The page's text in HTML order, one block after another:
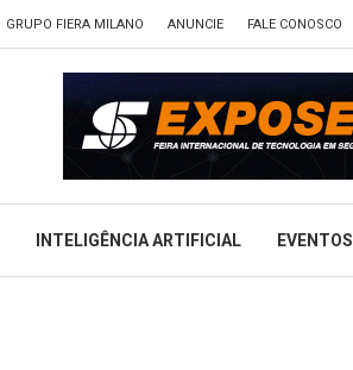
GRUPO FIERA MILANO ANUNCIE FALE CONOSCO
INTELIGÊNCIA ARTIFICIAL EVENTOS